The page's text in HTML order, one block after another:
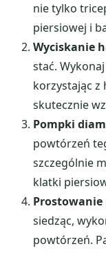
nie tylko
piersiowej i
Wyciskanie
stać.
korzystając z
skutecznie
Pompki
powtórzeń
szczególnie
klatki
siedząc,
powtórzeń.